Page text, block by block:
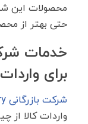
محصولات این
حتی بهتر از
برای
شرکت بازرگانی IRdelivery
واردات کالا از